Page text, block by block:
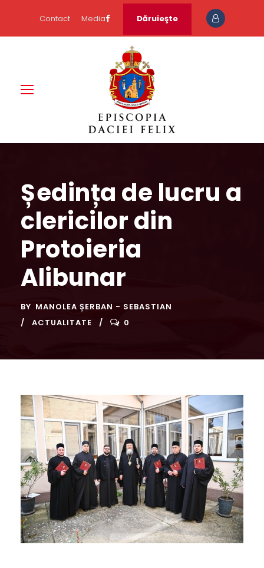
Contact Media Dăruieşte
Ședința de lucru a
clericilor din
Protoieria
Alibunar
BY MANOLEA ȘERBAN - SEBASTIAN
ACTUALITATE
0